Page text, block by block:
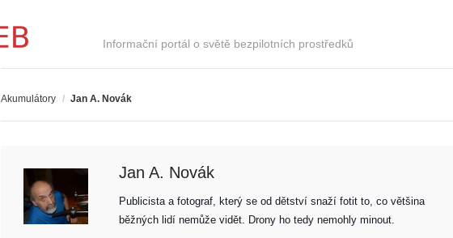
Informační portál o světě bezpilotních prostředků
Akumulátory / Jan A. Novák
Jan A. Novák
Publicista a fotograf, který se od dětství snaží fotit to, co většina
běžných lidí nemůže vidět. Drony ho tedy nemohly minout.